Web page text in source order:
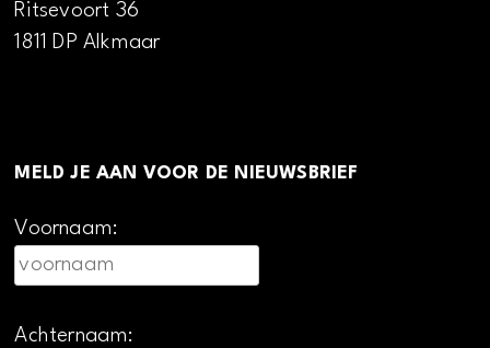
Ritsevoort 36
1811 DP Alkmaar
MELD JE AAN VOOR DE NIEUWSBRIEF
Voornaam:
Achternaam: